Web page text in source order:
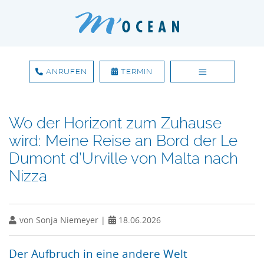
ANRUFEN TERMIN
Wo der Horizont zum Zuhause
wird: Meine Reise an Bord der Le
Dumont d’Urville von Malta nach
Nizza
von Sonja Niemeyer | 18.06.2026
Der Aufbruch in eine andere Welt